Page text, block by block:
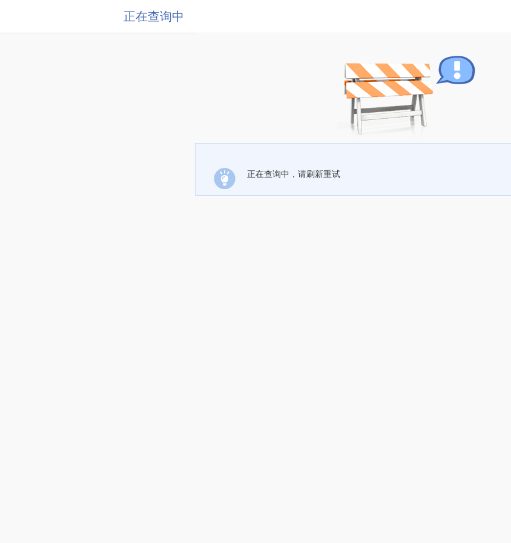
正在查询中
正在查询中，请刷新重试